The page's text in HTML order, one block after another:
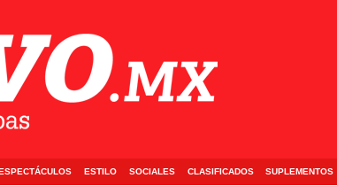
ESTILO SOCIALES CLASIFICADOS SUPLEMENTOS